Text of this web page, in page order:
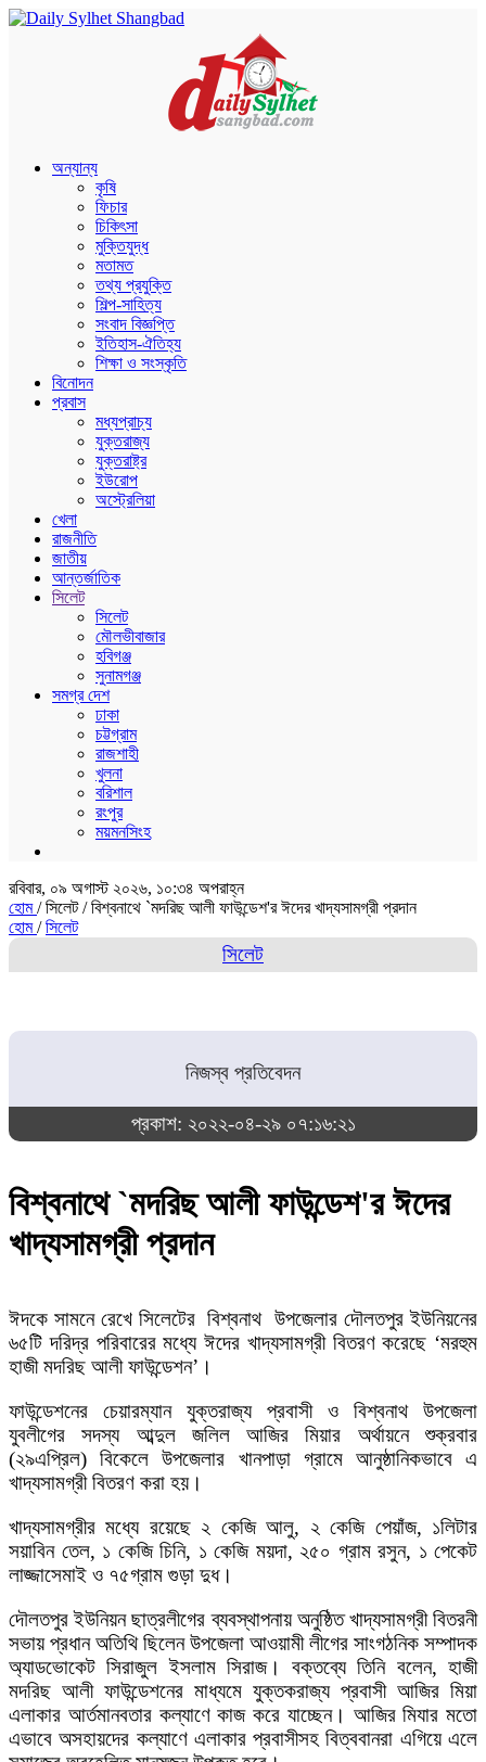
অন্যান্য
কৃষি
ফিচার
চিকিৎসা
মুক্তিযুদ্ধ
মতামত
তথ্য প্রযুক্তি
শিল্প-সাহিত্য
সংবাদ বিজ্ঞপ্তি
ইতিহাস-ঐতিহ্য
শিক্ষা ও সংস্কৃতি
বিনোদন
প্রবাস
মধ্যপ্রাচ্য
যুক্তরাজ্য
যুক্তরাষ্ট্র
ইউরোপ
অস্ট্রেলিয়া
খেলা
রাজনীতি
জাতীয়
আন্তর্জাতিক
সিলেট
সিলেট
মৌলভীবাজার
হবিগঞ্জ
সুনামগঞ্জ
সমগ্র দেশ
ঢাকা
চট্টগ্রাম
রাজশাহী
খুলনা
বরিশাল
রংপুর
ময়মনসিংহ
রবিবার, ০৯ অগাস্ট ২০২৬, ১০:৩৪ অপরাহ্ন
হোম/ সিলেট /বিশ্বনাথে `মদরিছ আলী ফাউন্ডেশ'র ঈদের খাদ্যসামগ্রী প্রদান
হোম/সিলেট
সিলেট
নিজস্ব প্রতিবেদন
প্রকাশ: ২০২২-০৪-২৯ ০৭:১৬:২১
বিশ্বনাথে `মদরিছ আলী ফাউন্ডেশ'র ঈদের
খাদ্যসামগ্রী প্রদান
ঈদকে সামনে রেখে সিলেটের বিশ্বনাথ উপজেলার দৌলতপুর ইউনিয়নের
৬৫টি দরিদ্র পরিবারের মধ্যে ঈদের খাদ্যসামগ্রী বিতরণ করেছে ‘মরহুম
হাজী মদরিছ আলী ফাউন্ডেশন’।
ফাউন্ডেশনের চেয়ারম্যান যুক্তরাজ্য প্রবাসী ও বিশ্বনাথ উপজেলা
যুবলীগের সদস্য আব্দুল জলিল আজির মিয়ার অর্থায়নে শুক্রবার
(২৯এপ্রিল) বিকেলে উপজেলার খানপাড়া গ্রামে আনুষ্ঠানিকভাবে এ
খাদ্যসামগ্রী বিতরণ করা হয়।
খাদ্যসামগ্রীর মধ্যে রয়েছে ২ কেজি আলু, ২ কেজি পেয়াঁজ, ১লিটার
সয়াবিন তেল, ১ কেজি চিনি, ১ কেজি ময়দা, ২৫০ গ্রাম রসুন, ১ পেকেট
লাজ্জাসেমাই ও ৭৫গ্রাম গুড়া দুধ।
দৌলতপুর ইউনিয়ন ছাত্রলীগের ব্যবস্থাপনায় অনুষ্ঠিত খাদ্যসামগ্রী বিতরনী
সভায় প্রধান অতিথি ছিলেন উপজেলা আওয়ামী লীগের সাংগঠনিক সম্পাদক
অ্যাডভোকেট সিরাজুল ইসলাম সিরাজ। বক্তব্যে তিনি বলেন, হাজী
মদরিছ আলী ফাউন্ডেশনের মাধ্যমে যুক্তকরাজ্য প্রবাসী আজির মিয়া
এলাকার আর্তমানবতার কল্যাণে কাজ করে যাচ্ছেন। আজির মিযার মতো
এভাবে অসহায়দের কল্যাণে এলাকার প্রবাসীসহ বিত্ববানরা এগিয়ে এলে